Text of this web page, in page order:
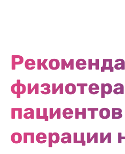
операции